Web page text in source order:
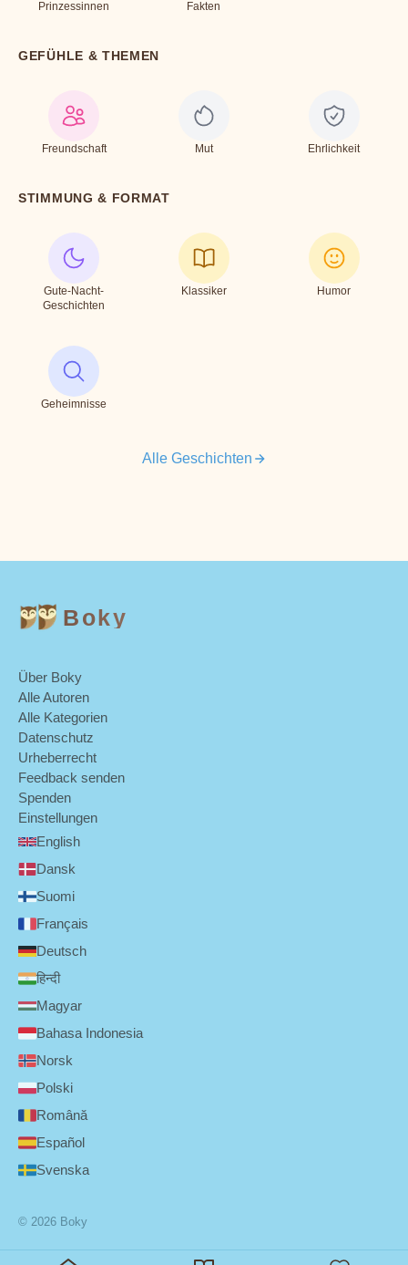
Prinzessinnen Fakten
GEFÜHLE & THEMEN
Freundschaft Mut Ehrlichkeit
STIMMUNG & FORMAT
Gute-Nacht-
Geschichten
Klassiker Humor
Geheimnisse
Alle Geschichten
Boky
Über Boky
Alle Autoren
Alle Kategorien
Datenschutz
Urheberrecht
Feedback senden
Spenden
Einstellungen
English
Dansk
Suomi
Français
Deutsch
हिन्दी
Magyar
Bahasa Indonesia
Norsk
Polski
Română
Español
Svenska
© 2026 Boky